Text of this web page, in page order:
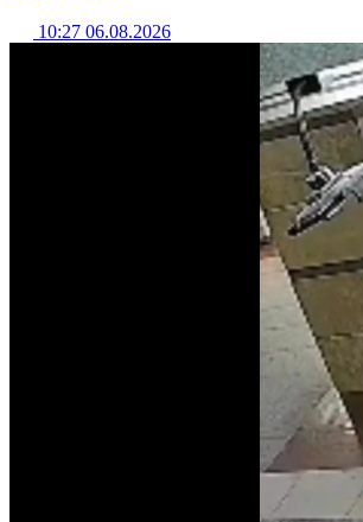
10:27 06.08.2026